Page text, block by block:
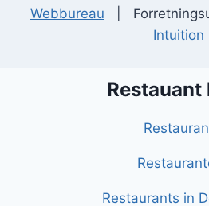
Webbureau |
Intuition
Restauant
Restaurants in